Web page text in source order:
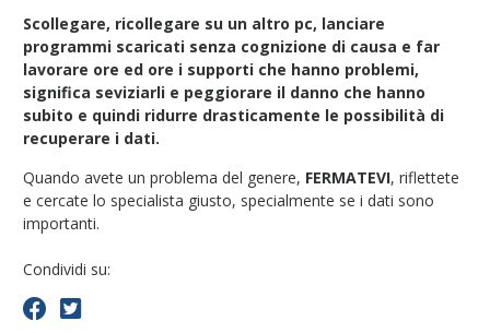
Scollegare, ricollegare su un altro pc, lanciare
programmi scaricati senza cognizione di causa e far
lavorare ore ed ore i supporti che hanno problemi,
significa seviziarli e peggiorare il danno che hanno
subito e quindi ridurre drasticamente le possibilità di
recuperare i dati.
Quando avete un problema del genere, FERMATEVI, riflettete
e cercate lo specialista giusto, specialmente se i dati sono
importanti.
Condividi su: